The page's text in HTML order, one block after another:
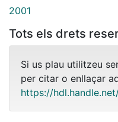
2001
Tots els drets
Si us plau utilitzeu
per citar o enllaçar
https://